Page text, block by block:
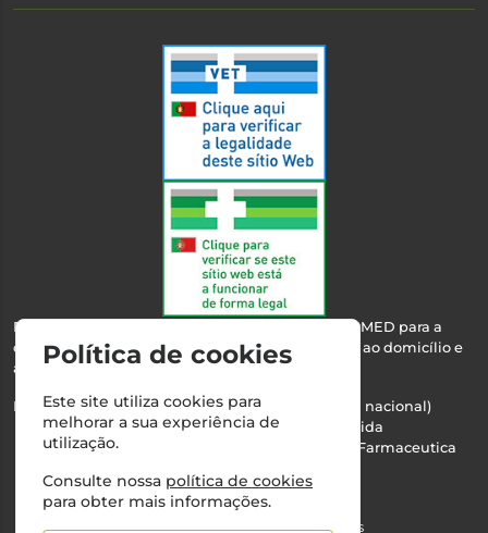
Esta farmácia encontra-se autorizada pelo INFARMED para a
dispensa de medicamentos e produtos de saúde ao domicílio e
através da internet.
Nº Infarmed: 21 798 7100 (chamada para rede fixa nacional)
Direção Técnica:Maria Teresa Almeida
NIPC:510103669 | Teresa Almeida - Sociedade Farmaceutica
Alvará nº:2994
©2026 Todos os direitos reservados
Política de cookies
Este site utiliza cookies para
melhorar a sua experiência de
utilização.
Consulte nossa política de cookies
para obter mais informações.